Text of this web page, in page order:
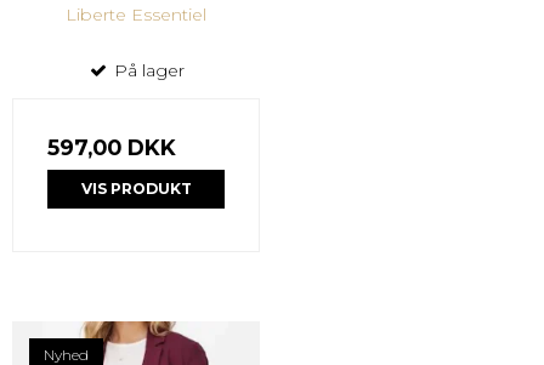
Liberte Essentiel
På lager
597,00 DKK
VIS PRODUKT
Nyhed